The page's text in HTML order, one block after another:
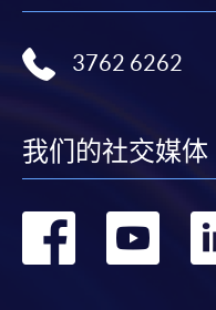
3762 6262
我们的社交媒体
转 转